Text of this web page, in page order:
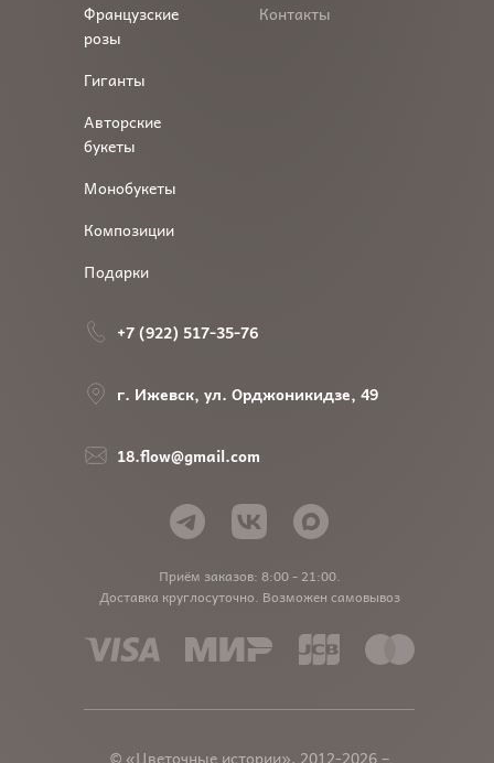
Приём заказов: 8:00 - 21:00.
Доставка круглосуточно. Возможен самовывоз
Французские
розы
Гиганты
Авторские
букеты
Монобукеты
Композиции
Подарки
Контакты
+7 (922) 517-35-76
г. Ижевск, ул. Орджоникидзе, 49
18.flow@gmail.com
© «Цветочные истории», 2012-2026 –